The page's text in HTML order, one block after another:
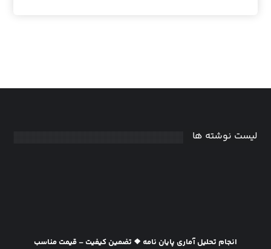
لیست نوشته ها
انجام تحلیل آماری پایان نامه ❖ تضمین کیفیت – قیمت مناسب